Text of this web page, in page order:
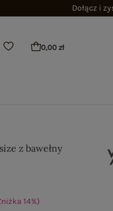
Dołącz i
0,00 zł
z bawełny
14%)